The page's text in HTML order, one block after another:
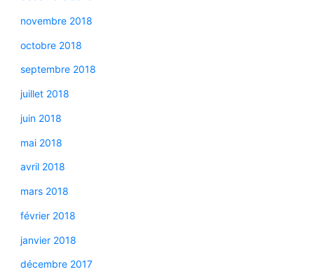
novembre 2018
octobre 2018
septembre 2018
juillet 2018
juin 2018
mai 2018
avril 2018
mars 2018
février 2018
janvier 2018
décembre 2017